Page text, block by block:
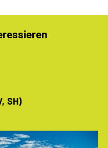
SH)